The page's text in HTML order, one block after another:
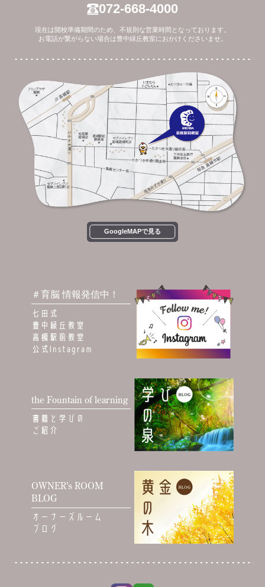
072-668-4000
現在は開校準備期間のため、不規則な営業時間となっております。
お電話が繋がらない場合は豊中緑丘教室におかけくださいませ。
GoogleMAPで見る
＃育脳 情報発信中！
七田式
豊中緑丘教室
高槻駅前教室
公式Instagram
the Fountain of learning
書籍と学びの
ご紹介
OWNER’s ROOM
BLOG
オーナーズルーム
ブログ